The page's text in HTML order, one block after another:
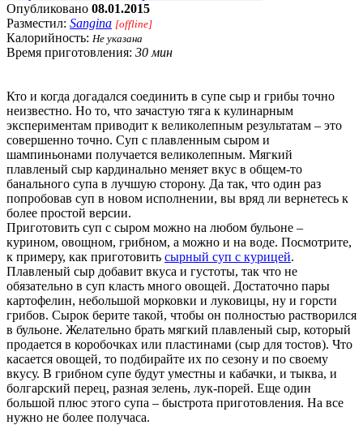
Опубликовано 08.01.2015
Разместил: Sangina [offline]
Калорийность: Не указана
Время приготовления: 30 мин
Кто и когда догадался соединить в супе сыр и грибы точно
неизвестно. Но то, что зачастую тяга к кулинарным
экспериментам приводит к великолепным результатам – это
совершенно точно. Суп с плавленным сыром и
шампиньонами получается великолепным. Мягкий
плавленый сыр кардинально меняет вкус в общем-то
банального супа в лучшую сторону. Да так, что один раз
попробовав суп в новом исполнении, вы вряд ли вернетесь к
более простой версии.
Приготовить суп с сыром можно на любом бульоне –
курином, овощном, грибном, а можно и на воде. Посмотрите,
к примеру, как приготовить сырный суп с курицей.
Плавленый сыр добавит вкуса и густоты, так что не
обязательно в суп класть много овощей. Достаточно пары
картофелин, небольшой морковки и луковицы, ну и горсти
грибов. Сырок берите такой, чтобы он полностью растворился
в бульоне. Желательно брать мягкий плавленый сыр, который
продается в коробочках или пластинами (сыр для тостов). Что
касается овощей, то подбирайте их по сезону и по своему
вкусу. В грибном супе будут уместны и кабачки, и тыква, и
болгарский перец, разная зелень, лук-порей. Еще один
большой плюс этого супа – быстрота приготовления. На все
нужно не более получаса.